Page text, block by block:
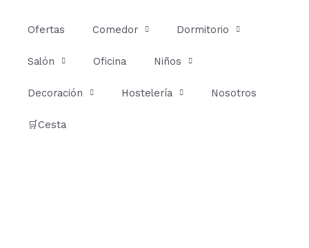
Ofertas Comedor Dormitorio
Salón Oficina Niños
Decoración Hostelería Nosotros
🛒Cesta